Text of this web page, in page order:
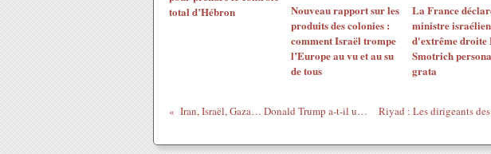
total d’Hébron
Nouveau rapport sur les
produits des colonies :
comment Israël trompe
l’Europe au vu et au su
de tous
La France
ministre israélien
d'extrême droite
Smotrich
grata
Iran, Israël, Gaza… Donald Trump a-t-il un plan pour le Moyen-Orient ?